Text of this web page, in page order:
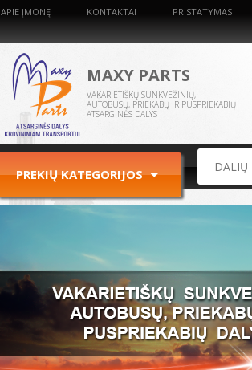
APIE ĮMONĘ KONTAKTAI PRISTATYMAS
MAXY PARTS
VAKARIETIŠKŲ SUNKVEŽINIŲ,
AUTOBUSŲ, PRIEKABŲ IR PUSPRIEKABIŲ
ATSARGINĖS DALYS
PREKIŲ KATEGORIJOS